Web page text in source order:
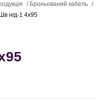
/ Броньований кабель /
нгд-1 4х95